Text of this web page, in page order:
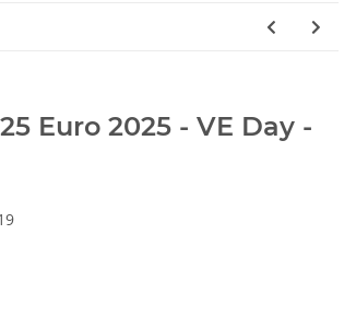
Euro 2025 - VE Day -